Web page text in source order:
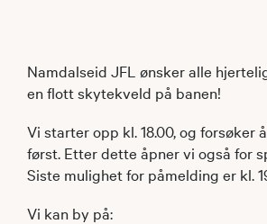
Namdalseid JFL ønsker alle
en flott skytekveld på banen!
Vi starter opp kl. 18.00, og forsøker
først. Etter dette åpner vi også for
Siste mulighet for påmelding er kl.
Vi kan by på: